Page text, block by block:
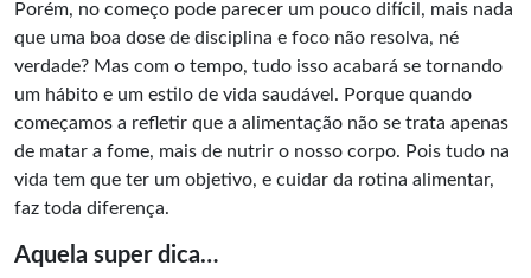
Porém, no começo pode parecer um pouco difícil, mais nada
que uma boa dose de disciplina e foco não resolva, né
verdade? Mas com o tempo, tudo isso acabará se tornando
um hábito e um estilo de vida saudável. Porque quando
começamos a refletir que a alimentação não se trata apenas
de matar a fome, mais de nutrir o nosso corpo. Pois tudo na
vida tem que ter um objetivo, e cuidar da rotina alimentar,
faz toda diferença.
Aquela super dica…